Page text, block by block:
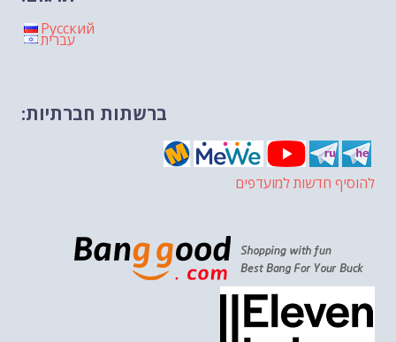
Русский
עברית
ברשתות חברתיות:
להוסיף חדשות למועדפים